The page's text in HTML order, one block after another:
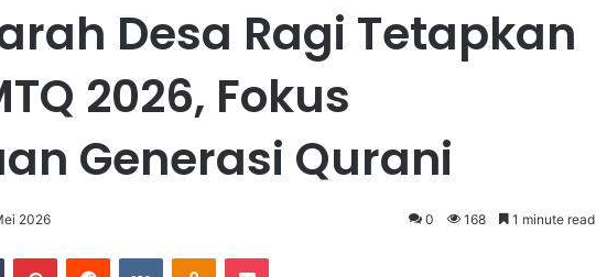
Desa Ragi Tetapkan
2026, Fokus
Generasi Qurani
2026 0 168 1 minute read
Tumblr PinterestReddit VKontakteOdnoklassniki